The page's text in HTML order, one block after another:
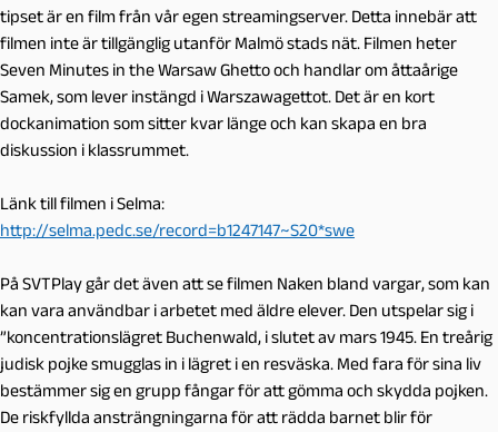
tipset är en film från vår egen streamingserver. Detta innebär att
filmen inte är tillgänglig utanför Malmö stads nät. Filmen heter
Seven Minutes in the Warsaw Ghetto och handlar om åttaårige
Samek, som lever instängd i Warszawagettot. Det är en kort
dockanimation som sitter kvar länge och kan skapa en bra
diskussion i klassrummet.
Länk till filmen i Selma:
http://selma.pedc.se/record=b1247147~S20*swe
På SVTPlay går det även att se filmen Naken bland vargar, som kan
kan vara användbar i arbetet med äldre elever. Den utspelar sig i
”koncentrationslägret Buchenwald, i slutet av mars 1945. En treårig
judisk pojke smugglas in i lägret i en resväska. Med fara för sina liv
bestämmer sig en grupp fångar för att gömma och skydda pojken.
De riskfyllda ansträngningarna för att rädda barnet blir för